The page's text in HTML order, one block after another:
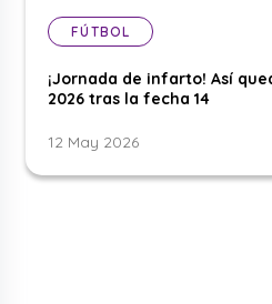
FÚTBOL
¡Jornada de infarto! Así
2026 tras la fecha 14
12 May 2026